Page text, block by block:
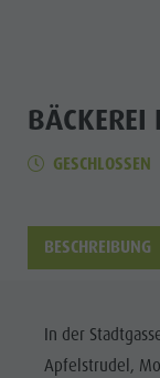
Museen
Orte & Umgebung
Alle Events
Wochenprogramm
Themenwege
Klettern
Urlaub buchen
Mobilität vor Ort
Webcams
Bruneck Stadt
Stadtführungen
Must-sees
BÄCKEREI
GESCHLOSSEN
BESCHREIBUNG
In der
Apfelstrudel,